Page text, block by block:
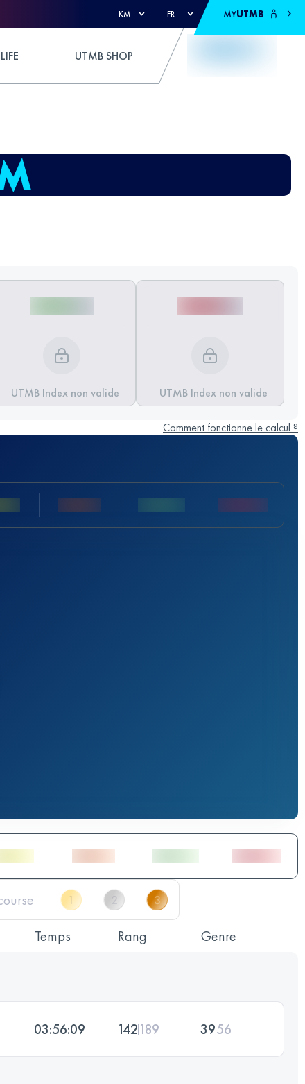
KM FR MYUTMB
UTMB SHOP
UTMB Index non valide UTMB Index non valide
Comment fonctionne le calcul ?
Temps Rang Genre
03:56:09 142189 3956